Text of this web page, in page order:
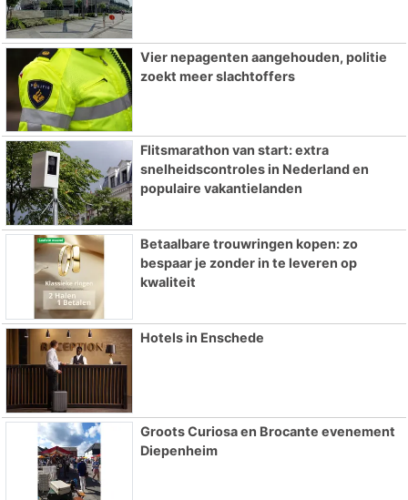
Vier nepagenten aangehouden, politie
zoekt meer slachtoffers
Flitsmarathon van start: extra
snelheidscontroles in Nederland en
populaire vakantielanden
Betaalbare trouwringen kopen: zo
bespaar je zonder in te leveren op
kwaliteit
Hotels in Enschede
Groots Curiosa en Brocante evenement
Diepenheim